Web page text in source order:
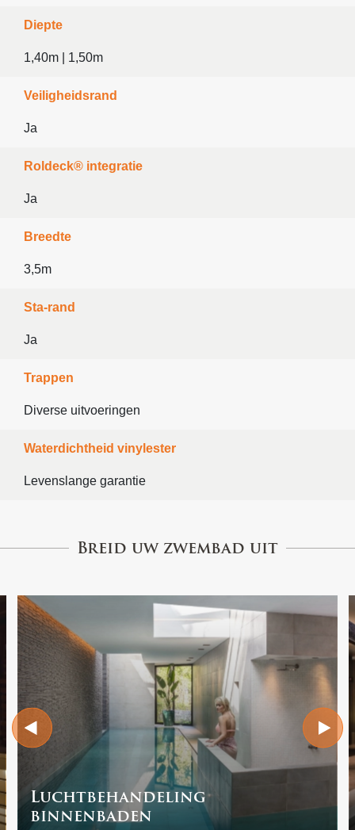
Diepte
1,40m | 1,50m
Veiligheidsrand
Ja
Roldeck® integratie
Ja
Breedte
3,5m
Sta-rand
Ja
Trappen
Diverse uitvoeringen
Waterdichtheid vinylester
Levenslange garantie
Breid uw zwembad uit
Luchtbehandeling
binnenbaden